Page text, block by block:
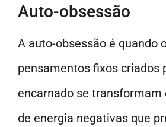
Auto-obsessão
A auto-obsessão é quando
pensamentos fixos criados
encarnado se
de energia negativas que